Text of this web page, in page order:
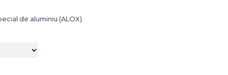
de aluminiu (ALOX)